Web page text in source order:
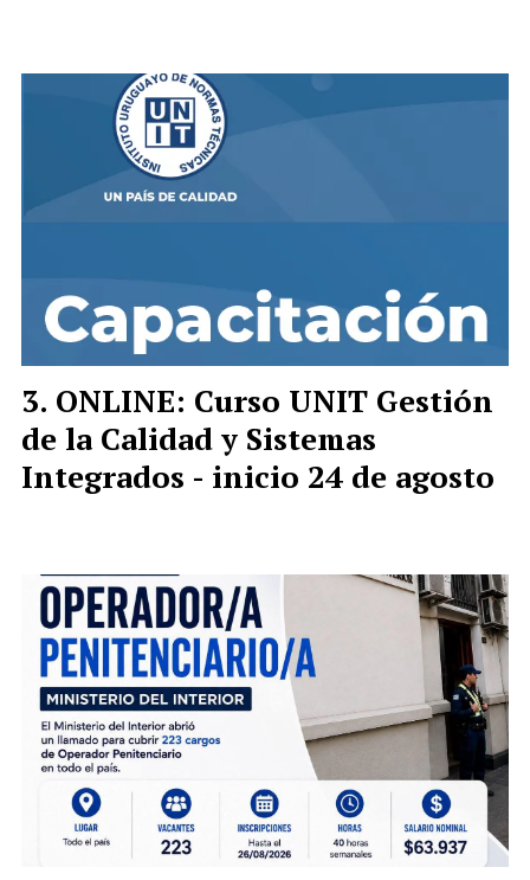
ONLINE: Curso UNIT Gestión
de la Calidad y Sistemas
Integrados - inicio 24 de agosto